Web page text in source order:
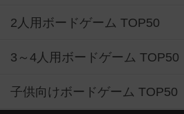
2人用ボードゲーム TOP50
3～4人用ボードゲーム TOP50
子供向けボードゲーム TOP50